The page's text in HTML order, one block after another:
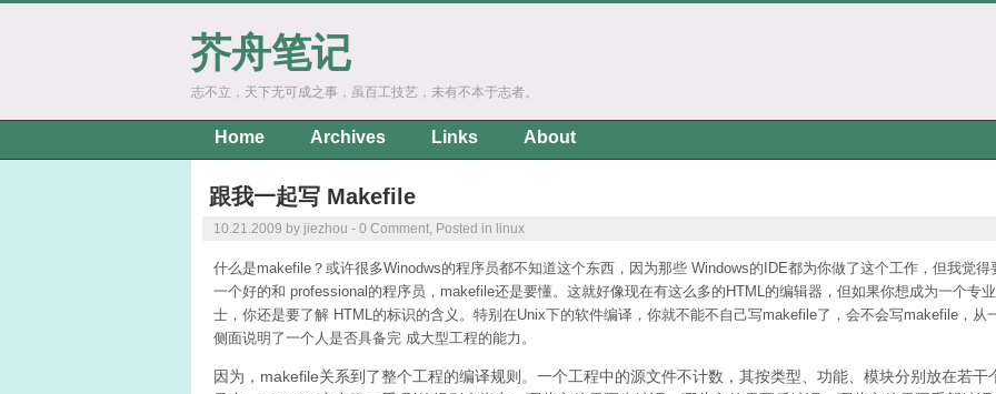
芥舟笔记
志不立，天下无可成之事，虽百工技艺，未有不本于志者。
Home Archives Links About
跟我一起写 Makefile
10.21.2009 by jiezhou - 0 Comment, Posted in linux
什么是makefile？或许很多Winodws的程序员都不知道这个东西，因为那些 Windows的IDE都为你做了这个工作，但我觉得
一个好的和 professional的程序员，makefile还是要懂。这就好像现在有这么多的HTML的编辑器，但如果你想成为一个专
士，你还是要了解 HTML的标识的含义。特别在Unix下的软件编译，你就不能不自己写makefile了，会不会写makefile，从
侧面说明了一个人是否具备完 成大型工程的能力。
因为，makefile关系到了整个工程的编译规则。一个工程中的源文件不计数，其按类型、功能、模块分别放在若干